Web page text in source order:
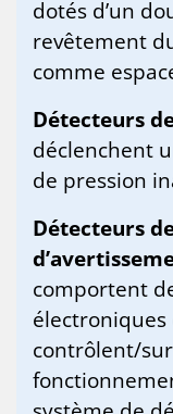
dotés d’un
revêtement
comme
Détecteurs
déclenchent
de pression
Détecteurs
comportent
contrôlent/